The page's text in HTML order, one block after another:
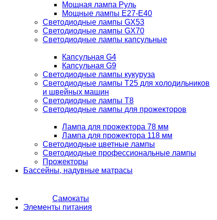
Мощная лампа Руль
Мощные лампы E27-E40
Светодиодные лампы GX53
Светодиодные лампы GX70
Светодиодные лампы капсульные
Капсульная G4
Капсульная G9
Светодиодные лампы кукуруза
Светодиодные лампы T25 для холодильников
и швейных машин
Светодиодные лампы T8
Светодиодные лампы для прожекторов
Лампа для прожектора 78 мм
Лампа для прожектора 118 мм
Светодиодные цветные лампы
Светодиодные профессиональные лампы
Прожекторы
Бассейны, надувные матрасы
Самокаты
Элементы питания